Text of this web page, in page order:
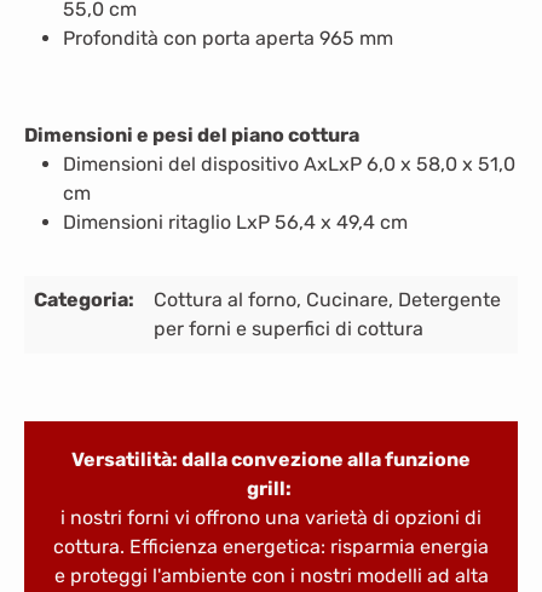
55,0 cm
Profondità con porta aperta 965 mm
Dimensioni e pesi del piano cottura
Dimensioni del dispositivo AxLxP 6,0 x 58,0 x 51,0
cm
Dimensioni ritaglio LxP 56,4 x 49,4 cm
Categoria: Cottura al forno, Cucinare, Detergente
per forni e superfici di cottura
Versatilità: dalla convezione alla funzione
grill:
i nostri forni vi offrono una varietà di opzioni di
cottura. Efficienza energetica: risparmia energia
e proteggi l'ambiente con i nostri modelli ad alta